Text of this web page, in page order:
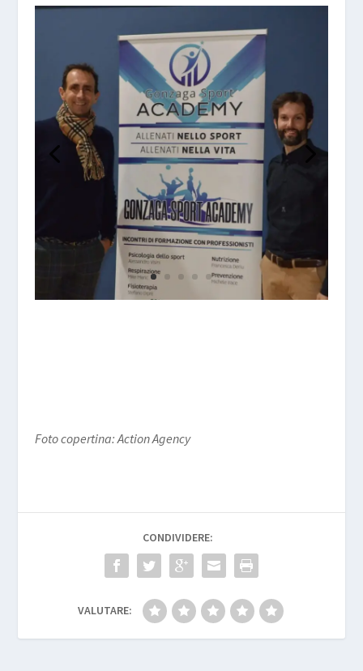
Foto copertina: Action Agency
CONDIVIDERE:
VALUTARE: